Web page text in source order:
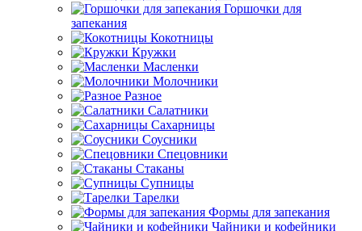
Горшочки для
запекания
Кокотницы
Кружки
Масленки
Молочники
Разное
Салатники
Сахарницы
Соусники
Спецовники
Стаканы
Супницы
Тарелки
Формы для запекания
Чайники и кофейники